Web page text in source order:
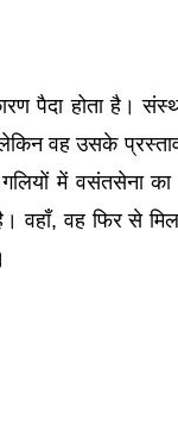
पैदा होता है।
वह उसके
में वसंतसेना का
वहाँ, वह फिर से